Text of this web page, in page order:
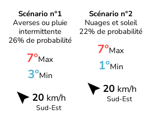
Scénario n°1
Averses ou pluie
intermittente
26% de probabilité
7°Max
3°Min
20km/h
Sud-Est
Scénario n°2
Nuages et soleil
22% de probabilité
7°Max
1°Min
20km/h
Sud-Est